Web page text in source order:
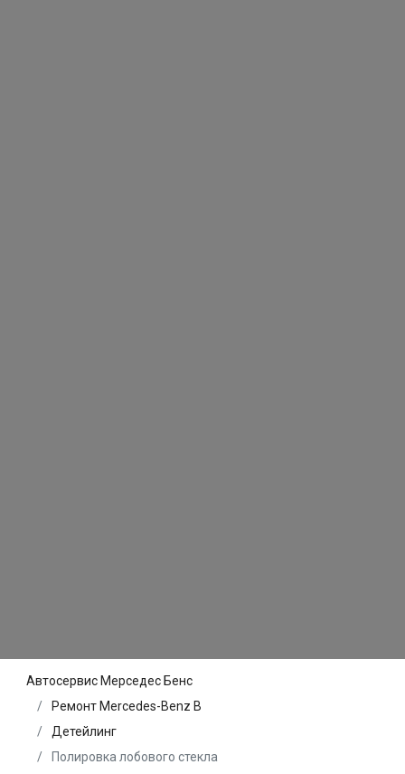
Автосервис Мерседес Бенс
Ремонт Mercedes-Benz B
Детейлинг
Полировка лобового стекла